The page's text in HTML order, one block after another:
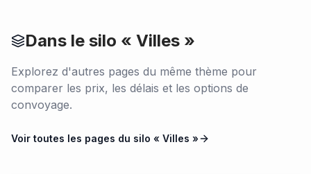
Dans le silo « Villes »
Explorez d'autres pages du même thème pour
comparer les prix, les délais et les options de
convoyage.
Voir toutes les pages du silo « Villes »